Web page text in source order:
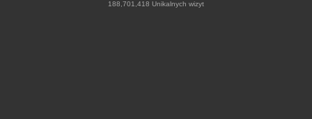
188,701,418 Unikalnych wizyt